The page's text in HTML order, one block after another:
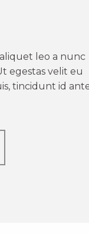
leo a nunc
egestas velit eu
tincidunt id